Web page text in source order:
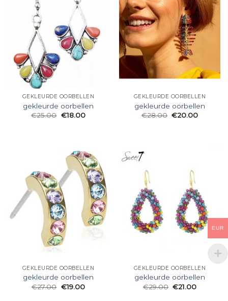
GEKLEURDE OORBELLEN
gekleurde oorbellen
€25.00 €18.00
GEKLEURDE OORBELLEN
gekleurde oorbellen
€28.00 €20.00
GEKLEURDE OORBELLEN
gekleurde oorbellen
€27.00 €19.00
GEKLEURDE OORBELLEN
gekleurde oorbellen
€29.00 €21.00
EUR